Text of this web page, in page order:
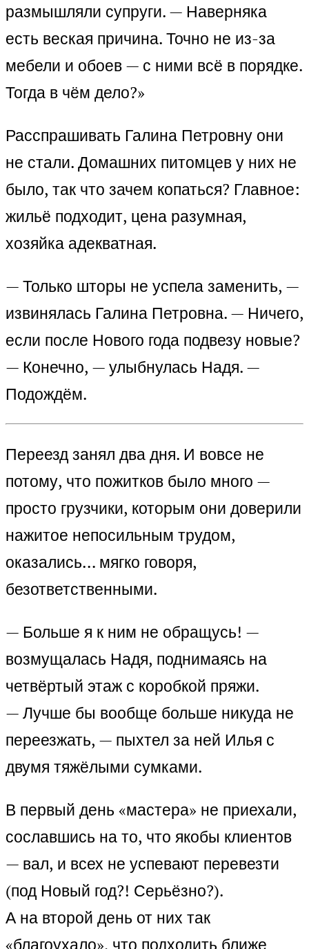
размышляли супруги. — Наверняка
есть веская причина. Точно не из-за
мебели и обоев — с ними всё в порядке.
Тогда в чём дело?»
Расспрашивать Галина Петровну они
не стали. Домашних питомцев у них не
было, так что зачем копаться? Главное:
жильё подходит, цена разумная,
хозяйка адекватная.
— Только шторы не успела заменить, —
извинялась Галина Петровна. — Ничего,
если после Нового года подвезу новые?
— Конечно, — улыбнулась Надя. —
Подождём.
Переезд занял два дня. И вовсе не
потому, что пожитков было много —
просто грузчики, которым они доверили
нажитое непосильным трудом,
оказались… мягко говоря,
безответственными.
— Больше я к ним не обращусь! —
возмущалась Надя, поднимаясь на
четвёртый этаж с коробкой пряжи.
— Лучше бы вообще больше никуда не
переезжать, — пыхтел за ней Илья с
двумя тяжёлыми сумками.
В первый день «мастера» не приехали,
сославшись на то, что якобы клиентов
— вал, и всех не успевают перевезти
(под Новый год?! Серьёзно?).
А на второй день от них так
«благоухало», что подходить ближе